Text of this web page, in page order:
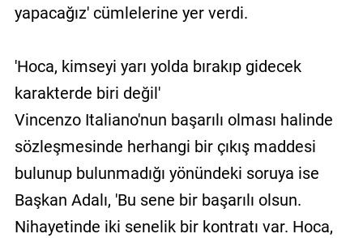
yapacağız' cümlelerine yer verdi.
'Hoca, kimseyi yarı yolda bırakıp gidecek
karakterde biri değil'
Vincenzo Italiano'nun başarılı olması halinde
sözleşmesinde herhangi bir çıkış maddesi
bulunup bulunmadığı yönündeki soruya ise
Başkan Adalı, 'Bu sene bir başarılı olsun.
Nihayetinde iki senelik bir kontratı var. Hoca,